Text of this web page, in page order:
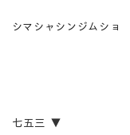
シマシャシンジムショ
七五三